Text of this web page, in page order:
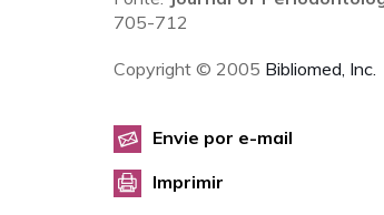
705-712
Copyright © 2005 Bibliomed, Inc.
Envie por e-mail
Imprimir